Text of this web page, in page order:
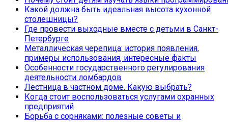
Какой должна быть идеальная высота кухонной
столешницы?
Где провести выходные вместе с детьми в Санкт-
Петербурге
Металлическая черепица: история появления,
примеры использования, интересные факты
Особенности государственного регулирования
деятельности ломбардов
Лестница в частном доме. Какую выбрать?
Когда стоит воспользоваться услугами охранных
предприятий
Борьба с сорняками: полезные советы и